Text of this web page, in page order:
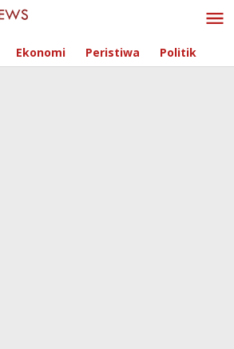
Ekonomi Peristiwa Politik